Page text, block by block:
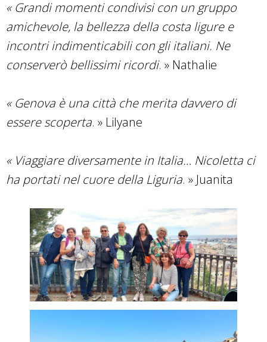
« Grandi momenti condivisi con un gruppo
amichevole, la bellezza della costa ligure e
incontri indimenticabili con gli italiani. Ne
conserverò bellissimi ricordi. » Nathalie
« Genova è una città che merita davvero di
essere scoperta. » Lilyane
« Viaggiare diversamente in Italia… Nicoletta ci
ha portati nel cuore della Liguria. » Juanita